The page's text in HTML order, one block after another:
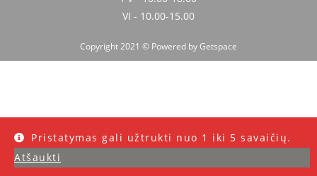
Pristatymas gali užtrukti nuo 1 iki 5 savaičių.
Atšaukti
VI - 10.00-15.00
Copyright 2021 © Powered byGetspace